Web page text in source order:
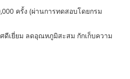
ครั้ง (ผ่านการทดสอบโดยกรม
ดีเยี่ยม ลดอุณหภูมิสะสม กักเก็บความ